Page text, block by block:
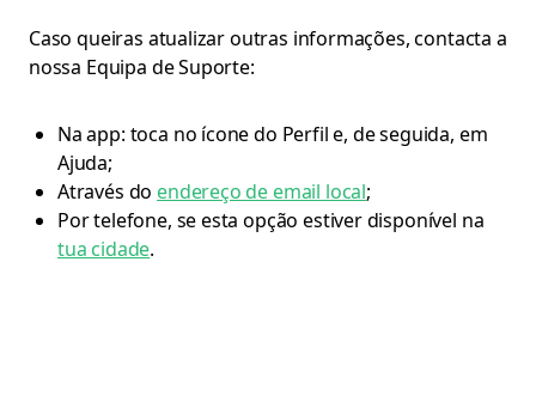
Caso queiras atualizar outras informações, contacta a
nossa Equipa de Suporte:
Na app: toca no ícone do Perfil e, de seguida, em
Ajuda;
Através do endereço de email local;
Por telefone, se esta opção estiver disponível na
tua cidade.